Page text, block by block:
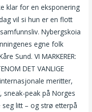
klar for en eksponering
vil si hun er en flott
Nybergskoia
egne folk
Sund. VI MARKERER:
DET VANLIGE
meritter,
sneak-peak på Norges
litt – og strø etterpå